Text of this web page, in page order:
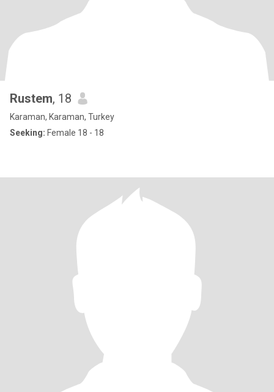
Rustem, 18
Karaman, Karaman, Turkey
Seeking: Female 18 - 18